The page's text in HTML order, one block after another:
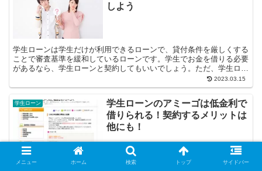
しよう
学生ローンは学生だけが利用できるローンで、貸付条件を厳しくする
ことで審査基準を緩和しているローンです。学生でお金を借りる必要
があるなら、学生ローンと契約してもいいでしょう。ただ、学生ロー
2023.03.15
学生ローン
学生ローンのアミーゴは低金利で
借りられる！契約するメリットは
他にも！
学生ローンを提供するアミーゴは、学生ローンの中でも低金利で貸し
メニュー ホーム 検索 トップ サイドバー